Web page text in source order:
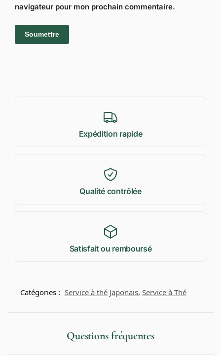
navigateur pour mon prochain commentaire.
Expédition rapide
Qualité contrôlée
Satisfait ou remboursé
Catégories : Service à thé Japonais, Service à Thé
Questions fréquentes